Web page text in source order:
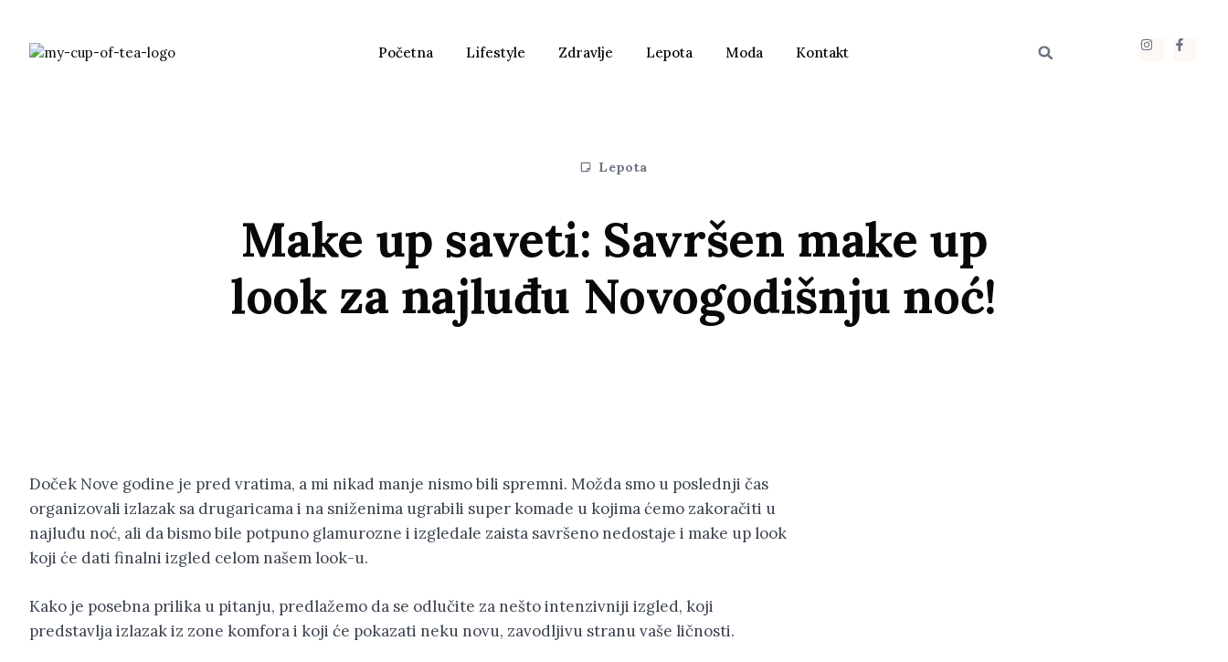
Početna Lifestyle Zdravlje Lepota Moda Kontakt
Lepota
Make up saveti: Savršen make up
look za najluđu Novogodišnju noć!
Doček Nove godine je pred vratima, a mi nikad manje nismo bili spremni. Možda smo u poslednji čas
organizovali izlazak sa drugaricama i na sniženima ugrabili super komade u kojima ćemo zakoračiti u
najluđu noć, ali da bismo bile potpuno glamurozne i izgledale zaista savršeno nedostaje i make up look
koji će dati finalni izgled celom našem look-u.
Kako je posebna prilika u pitanju, predlažemo da se odlučite za nešto intenzivniji izgled, koji
predstavlja izlazak iz zone komfora i koji će pokazati neku novu, zavodljivu stranu vaše ličnosti.